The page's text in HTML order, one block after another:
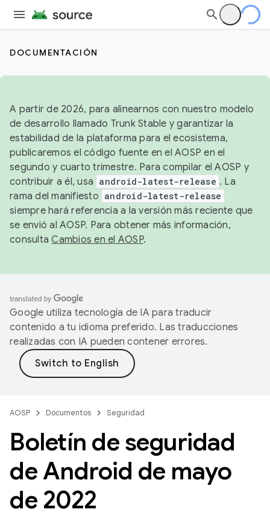
DOCUMENTACIÓN
A partir de 2026, para alinearnos con nuestro modelo
de desarrollo llamado Trunk Stable y garantizar la
estabilidad de la plataforma para el ecosistema,
publicaremos el código fuente en el AOSP en el
segundo y cuarto trimestre. Para compilar el AOSP y
contribuir a él, usa android-latest-release . La
rama del manifiesto android-latest-release
siempre hará referencia a la versión más reciente que
se envió al AOSP. Para obtener más información,
consultaCambios en el AOSP.
Google utiliza tecnología de IA para traducir
contenido a tu idioma preferido. Las traducciones
realizadas con IA pueden contener errores.
AOSP Documentos Seguridad
Boletín de seguridad
de Android de mayo
de 2022